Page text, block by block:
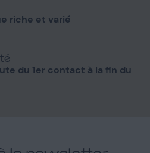
riche et varié
du 1er contact à la fin du